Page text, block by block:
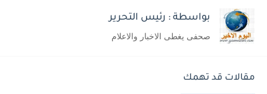
بواسطة : رئيس التحرير
صحفى يغطى الاخبار والاعلام
مقالات قد تهمك